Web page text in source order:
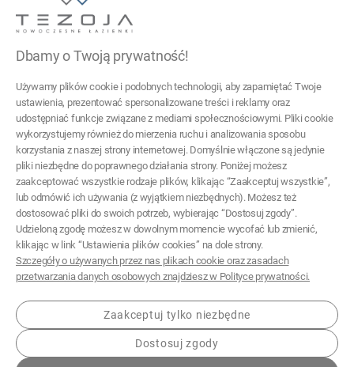
03-017 Warszawa
tezoja@gmail.com
Pomoc
Płatności i dostawa
Informacje
O nas
Dbamy o Twoją prywatność!
Używamy plików cookie i podobnych technologii, aby zapamiętać Twoje
ustawienia, prezentować spersonalizowane treści i reklamy oraz
udostępniać funkcje związane z mediami społecznościowymi. Pliki cookie
wykorzystujemy również do mierzenia ruchu i analizowania sposobu
korzystania z naszej strony internetowej. Domyślnie włączone są jedynie
pliki niezbędne do poprawnego działania strony. Poniżej możesz
zaakceptować wszystkie rodzaje plików, klikając “Zaakceptuj wszystkie”,
lub odmówić ich używania (z wyjątkiem niezbędnych). Możesz też
dostosować pliki do swoich potrzeb, wybierając “Dostosuj zgody”.
Udzieloną zgodę możesz w dowolnym momencie wycofać lub zmienić,
klikając w link “Ustawienia plików cookies” na dole strony.
Szczegóły o używanych przez nas plikach cookie oraz zasadach
przetwarzania danych osobowych znajdziesz w Polityce prywatności.
Zaakceptuj tylko niezbędne
Dostosuj zgody